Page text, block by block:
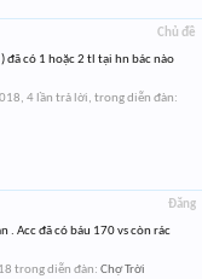
Chủ đề
đã có 1 hoặc 2 tl tại hn bác nào
, 4 lần trả lời, trong diễn đàn:
Đăng
. Acc đã có báu 170 vs còn rác
trong diễn đàn: Chợ Trời